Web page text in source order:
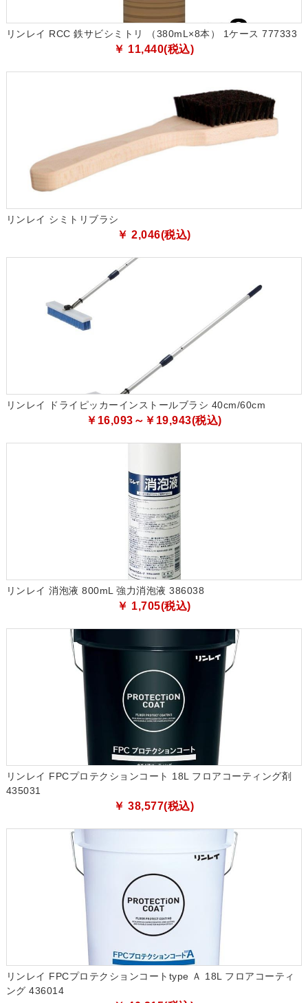
リンレイ RCC 鉄サビシミトリ （380mL×8本） 1ケース 777333
￥ 11,440(税込)
リンレイ シミトリブラシ
￥ 2,046(税込)
リンレイ ドライピッカーインストールブラシ 40cm/60cm
￥16,093～￥19,943(税込)
リンレイ 消泡液 800mL 強力消泡液 386038
￥ 1,705(税込)
リンレイ FPCプロテクションコート 18L フロアコーティング剤
435031
￥ 38,577(税込)
リンレイ FPCプロテクションコートtype Ａ 18L フロアコーティ
ング 436014